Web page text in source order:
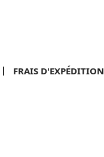
FRAIS D'EXPÉDITION